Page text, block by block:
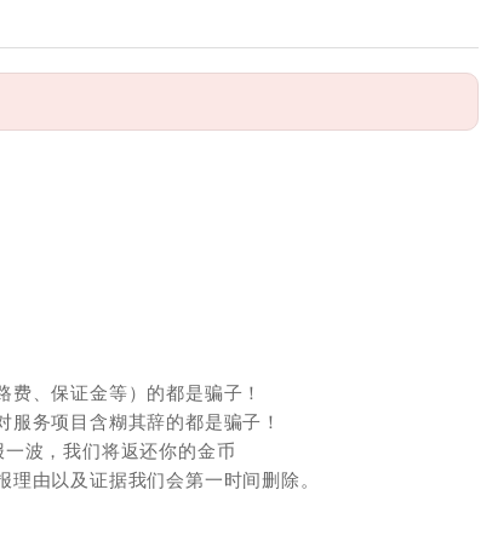
、保证金等）的都是骗子！
务项目含糊其辞的都是骗子！
波，我们将返还你的金币
由以及证据我们会第一时间删除。